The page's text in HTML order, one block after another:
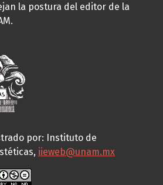
la postura del editor de la
por: Instituto de
iieweb@unam.mx